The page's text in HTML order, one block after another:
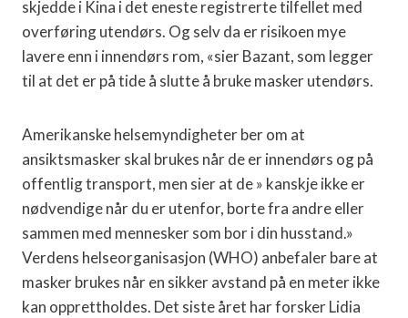
skjedde i Kina i det eneste registrerte tilfellet med
overføring utendørs. Og selv da er risikoen mye
lavere enn i innendørs rom, «sier Bazant, som legger
til at det er på tide å slutte å bruke masker utendørs.
Amerikanske helsemyndigheter ber om at
ansiktsmasker skal brukes når de er innendørs og på
offentlig transport, men sier at de » kanskje ikke er
nødvendige når du er utenfor, borte fra andre eller
sammen med mennesker som bor i din husstand.»
Verdens helseorganisasjon (WHO) anbefaler bare at
masker brukes når en sikker avstand på en meter ikke
kan opprettholdes. Det siste året har forsker Lidia